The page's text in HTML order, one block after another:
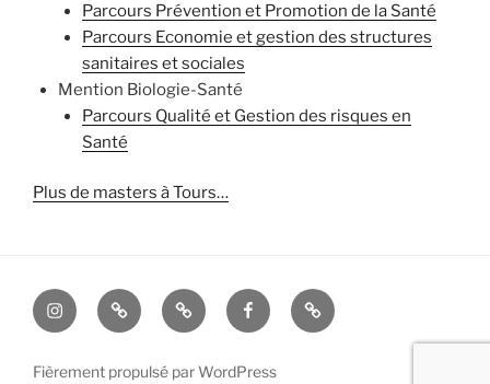
Parcours Prévention et Promotion de la Santé
Parcours Economie et gestion des structures
sanitaires et sociales
Mention Biologie-Santé
Parcours Qualité et Gestion des risques en
Santé
Plus de masters à Tours…
InstagramTikTok X Facebook
E-
mail
Fièrement propulsé par WordPress